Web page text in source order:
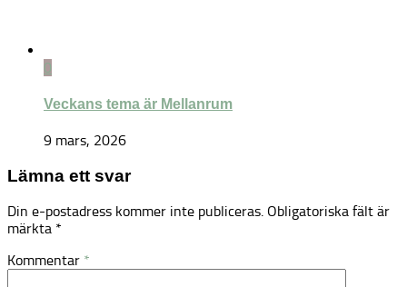
0
Veckans tema är Mellanrum
9 mars, 2026
Lämna ett svar
Din e-postadress kommer inte publiceras. Obligatoriska fält är
märkta *
Kommentar *